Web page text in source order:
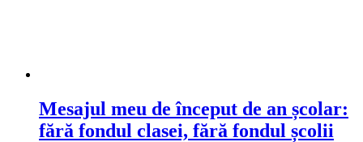
Mesajul meu de început de an școlar:
fără fondul clasei, fără fondul școlii